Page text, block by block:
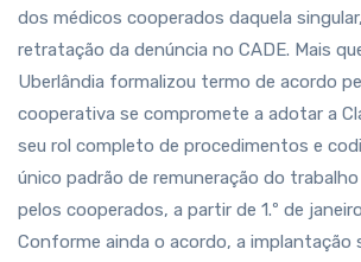
dos médicos cooperados daquela
retratação da denúncia no CADE. Mais
Uberlândia formalizou termo de acordo
cooperativa se compromete a adotar a
seu rol completo de procedimentos e
único padrão de remuneração do
pelos cooperados, a partir de 1.º de
Conforme ainda o acordo, a implantação